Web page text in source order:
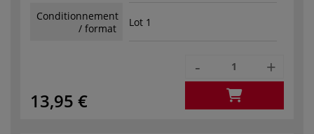
Conditionnement
/ format
Lot 1
13,95 €
- +